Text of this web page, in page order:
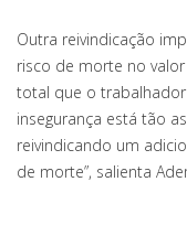
Outra reivindicação
risco de morte no
total que o
insegurança está tão
reivindicando um
de morte”, salienta